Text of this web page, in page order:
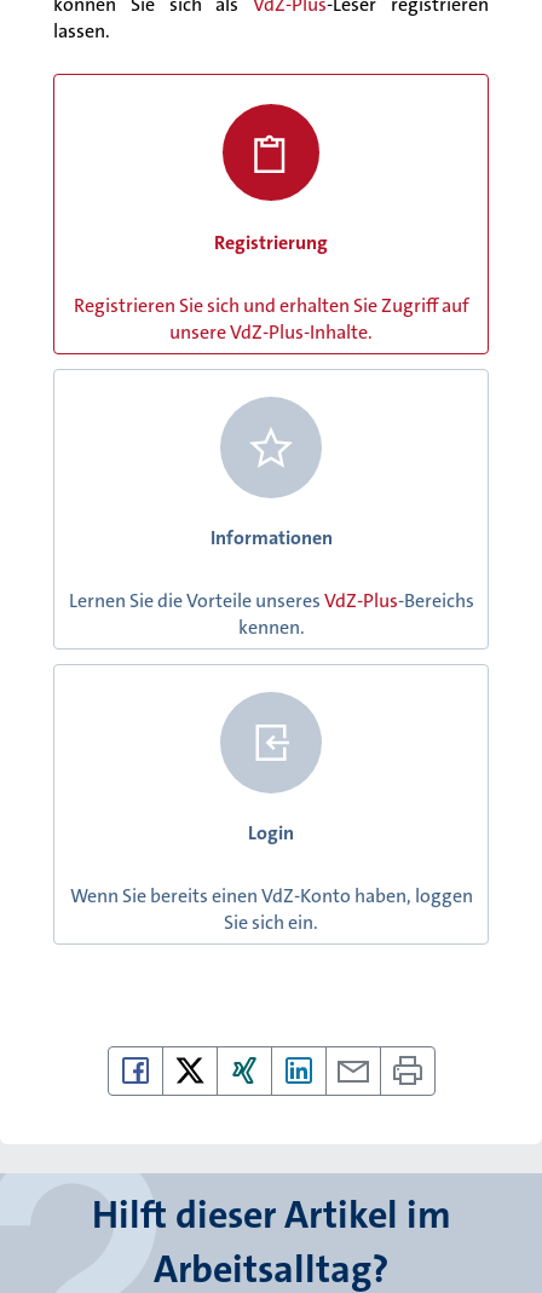
lassen.
Registrierung
Registrieren Sie sich und erhalten Sie Zugriff auf
unsere VdZ-Plus-Inhalte.
Informationen
Lernen Sie die Vorteile unseresVdZ-Plus-Bereichs
kennen.
Login
Wenn Sie bereits einen VdZ-Konto haben, loggen
Sie sich ein.
Hilft dieser Artikel im
Arbeitsalltag?